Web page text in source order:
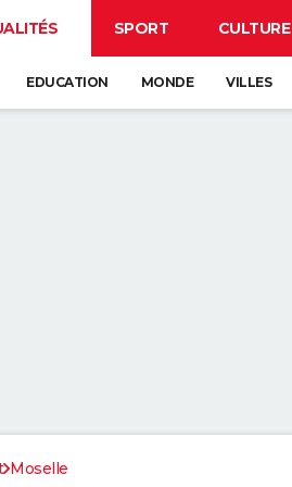
SPORT CULTURE
EDUCATION MONDE VILLES
Moselle